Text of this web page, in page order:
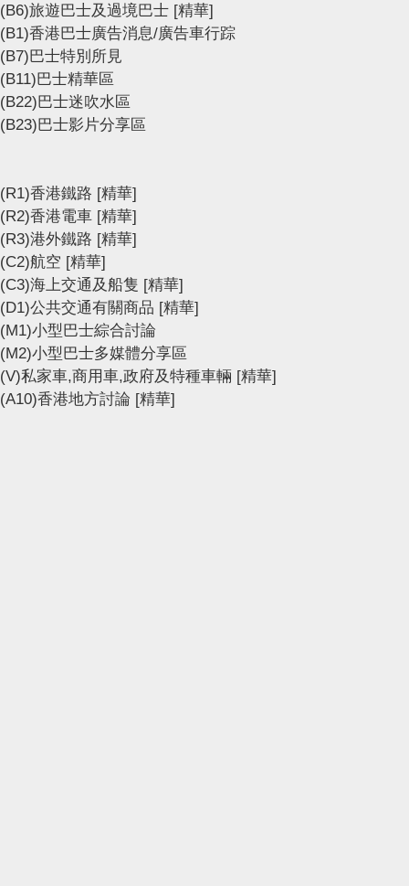
(B6)旅遊巴士及過境巴士 [精華]
(B1)香港巴士廣告消息/廣告車行踪
(B7)巴士特別所見
(B11)巴士精華區
(B22)巴士迷吹水區
(B23)巴士影片分享區
(R1)香港鐵路 [精華]
(R2)香港電車 [精華]
(R3)港外鐵路 [精華]
(C2)航空 [精華]
(C3)海上交通及船隻 [精華]
(D1)公共交通有關商品 [精華]
(M1)小型巴士綜合討論
(M2)小型巴士多媒體分享區
(V)私家車,商用車,政府及特種車輛 [精華]
(A10)香港地方討論 [精華]